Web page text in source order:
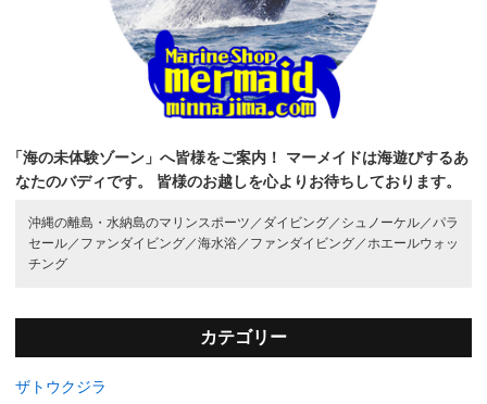
「海の未体験ゾーン」へ皆様をご案内！
マーメイドは海遊びするあ
なたのバディです。
皆様のお越しを心よりお待ちしております。
沖縄の離島・水納島のマリンスポーツ／ ダイビング／ シュノーケル／パラ
セール／ ファンダイビング／海水浴／ ファンダイビング／ホエールウォッ
チング
カテゴリー
ザトウクジラ